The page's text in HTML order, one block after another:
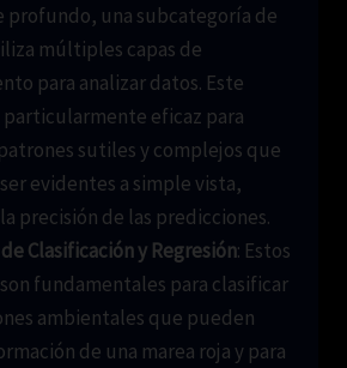
profundo, una subcategoría de
múltiples capas de
para analizar datos. Este
particularmente eficaz para
sutiles y complejos que
evidentes a simple vista,
precisión de las predicciones.
Clasificación y Regresión: Estos
fundamentales para clasificar
ambientales que pueden
de una marea roja y para